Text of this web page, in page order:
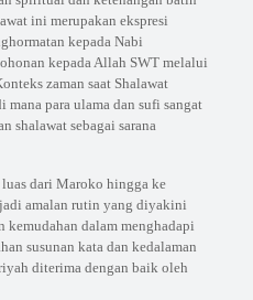
ini merupakan ekspresi
kepada Nabi
kepada Allah SWT melalui
zaman saat Shalawat
para ulama dan sufi sangat
shalawat sebagai sarana
dari Maroko hingga ke
amalan rutin yang diyakini
kemudahan dalam menghadapi
susunan kata dan kedalaman
diterima dengan baik oleh